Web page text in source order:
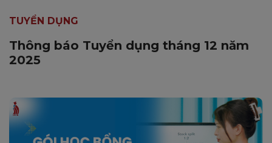
TUYỂN DỤNG
Thông báo Tuyển dụng tháng 12 năm
2025